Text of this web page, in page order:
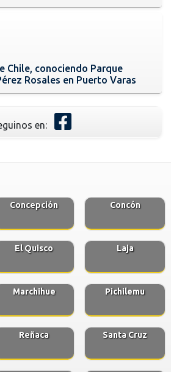
Chile, conociendo Parque
Rosales en Puerto Varas
en:
Concepción Concón
El Quisco Laja
Marchihue Pichilemu
Reñaca Santa Cruz